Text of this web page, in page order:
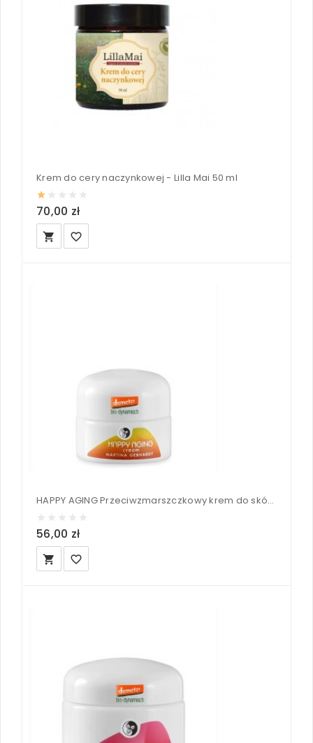
Krem do cery naczynkowej - Lilla Mai 50 ml
70,00 zł
local_grocery_store favorite_border
HAPPY AGING Przeciwzmarszczkowy krem do skóry dojrzałej - Martina Gebhardt 15 ml
56,00 zł
local_grocery_store favorite_border